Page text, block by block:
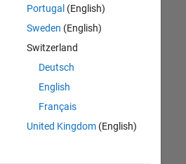
Portugal (English)
Sweden (English)
Switzerland
Deutsch
English
Français
United Kingdom(English)